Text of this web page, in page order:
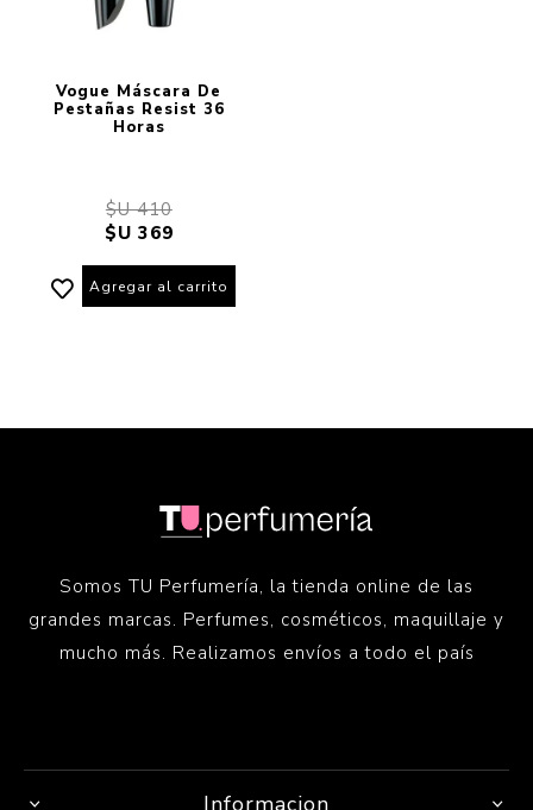
Vogue Máscara De
Pestañas Resist 36
Horas
$U 410
$U 369
Agregar al carrito
Somos TU Perfumería, la tienda online de las
grandes marcas. Perfumes, cosméticos, maquillaje y
mucho más. Realizamos envíos a todo el país
Informacion